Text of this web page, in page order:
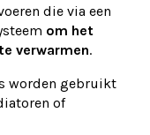
die via een
om het
verwarmen.
worden gebruikt
of